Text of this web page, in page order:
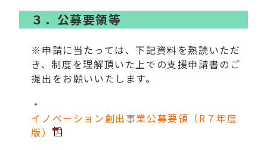
３．公募要領等
※申請に当たっては、下記資料を熟読いただ
き、制度を理解頂いた上での支援申請書のご
提出をお願いいたします。
・
イノベーション創出事業公募要領（R７年度
版）